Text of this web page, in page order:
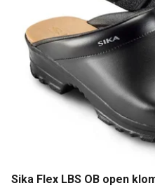
Sika Flex LBS OB open